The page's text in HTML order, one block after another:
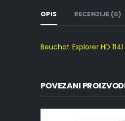
OPIS RECENZIJE (0)
Beuchat Explorer HD 114l
POVEZANI